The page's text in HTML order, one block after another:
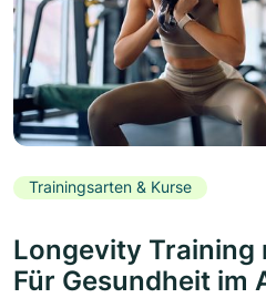
Trainingsarten & Kurse
Longevity
Für Gesundheit im